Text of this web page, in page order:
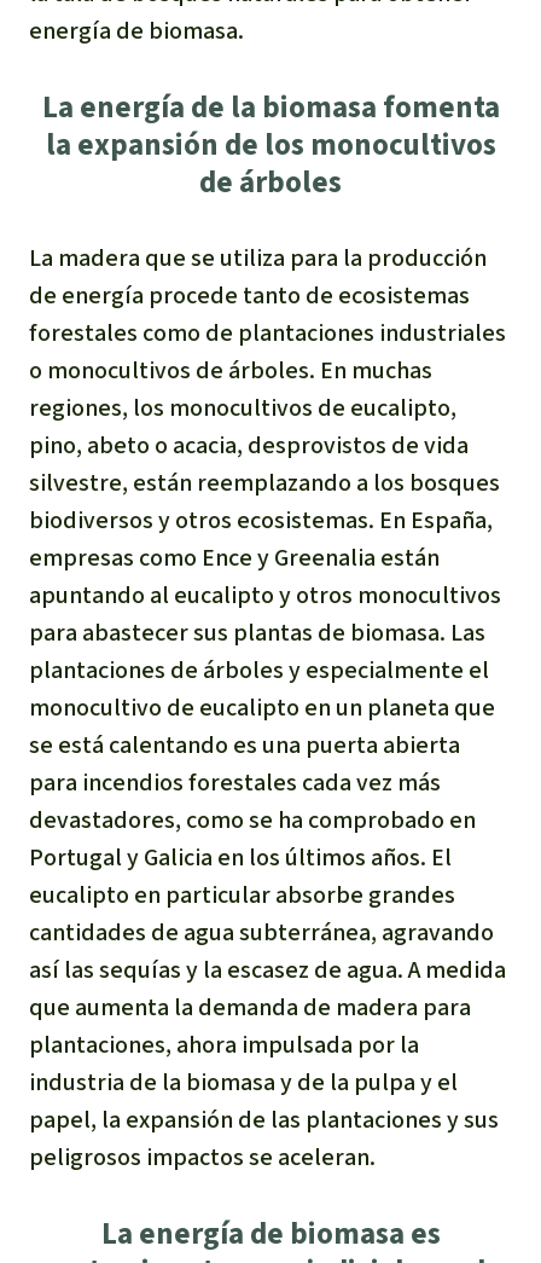
energía de biomasa.
La energía de la biomasa fomenta
la expansión de los monocultivos
de árboles
La madera que se utiliza para la producción
de energía procede tanto de ecosistemas
forestales como de plantaciones industriales
o monocultivos de árboles. En muchas
regiones, los monocultivos de eucalipto,
pino, abeto o acacia, desprovistos de vida
silvestre, están reemplazando a los bosques
biodiversos y otros ecosistemas. En España,
empresas como Ence y Greenalia están
apuntando al eucalipto y otros monocultivos
para abastecer sus plantas de biomasa. Las
plantaciones de árboles y especialmente el
monocultivo de eucalipto en un planeta que
se está calentando es una puerta abierta
para incendios forestales cada vez más
devastadores, como se ha comprobado en
Portugal y Galicia en los últimos años. El
eucalipto en particular absorbe grandes
cantidades de agua subterránea, agravando
así las sequías y la escasez de agua. A medida
que aumenta la demanda de madera para
plantaciones, ahora impulsada por la
industria de la biomasa y de la pulpa y el
papel, la expansión de las plantaciones y sus
peligrosos impactos se aceleran.
La energía de biomasa es